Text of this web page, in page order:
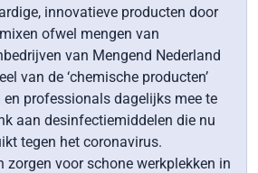
innovatieve producten door
ofwel mengen van
van Mengend Nederland
van de ‘chemische producten’
professionals dagelijks mee te
aan desinfectiemiddelen die nu
tegen het coronavirus.
zorgen voor schone werkplekken in